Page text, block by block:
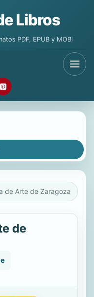
Libros
PDF, EPUB y MOBI
de Arte de Zaragoza
de